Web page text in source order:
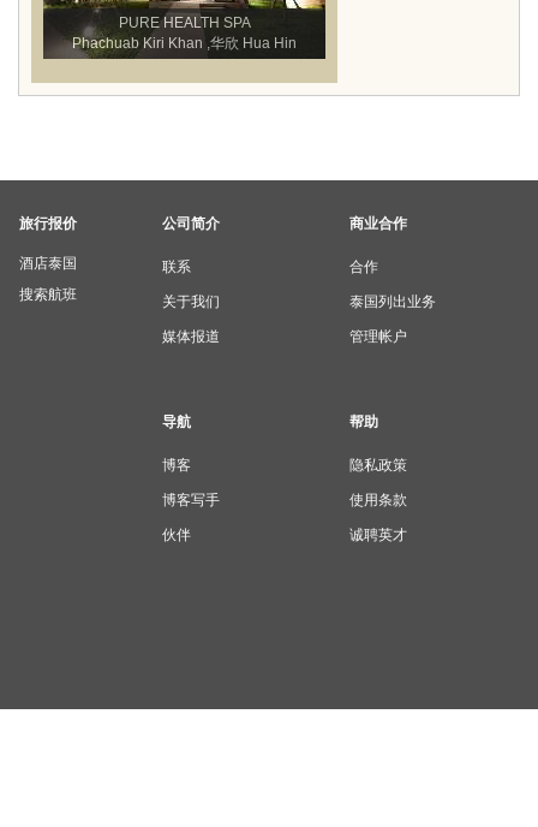
PURE HEALTH SPA
Phachuab Kiri Khan ,华欣 Hua Hin
旅行报价
酒店泰国
搜索航班
公司简介
联系
关于我们
媒体报道
商业合作
合作
泰国列出业务
管理帐户
导航
博客
博客写手
伙伴
帮助
隐私政策
使用条款
诚聘英才